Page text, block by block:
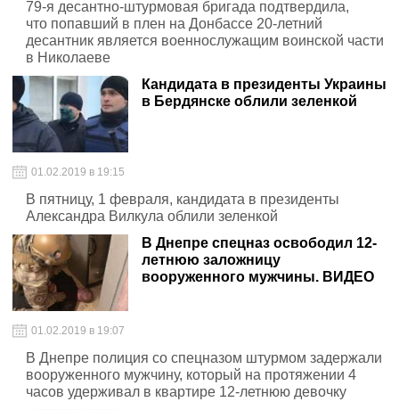
79-я десантно-штурмовая бригада подтвердила,
что попавший в плен на Донбассе 20-летний
десантник является военнослужащим воинской части
в Николаеве
Кандидата в президенты Украины
в Бердянске облили зеленкой
01.02.2019 в 19:15
В пятницу, 1 февраля, кандидата в президенты
Александра Вилкула облили зеленкой
В Днепре спецназ освободил 12-
летнюю заложницу
вооруженного мужчины. ВИДЕО
01.02.2019 в 19:07
В Днепре полиция со спецназом штурмом задержали
вооруженного мужчину, который на протяжении 4
часов удерживал в квартире 12-летнюю девочку